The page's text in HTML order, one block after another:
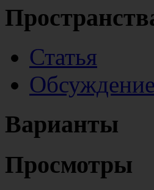
Статья
Обсуждение
Варианты
Просмотры